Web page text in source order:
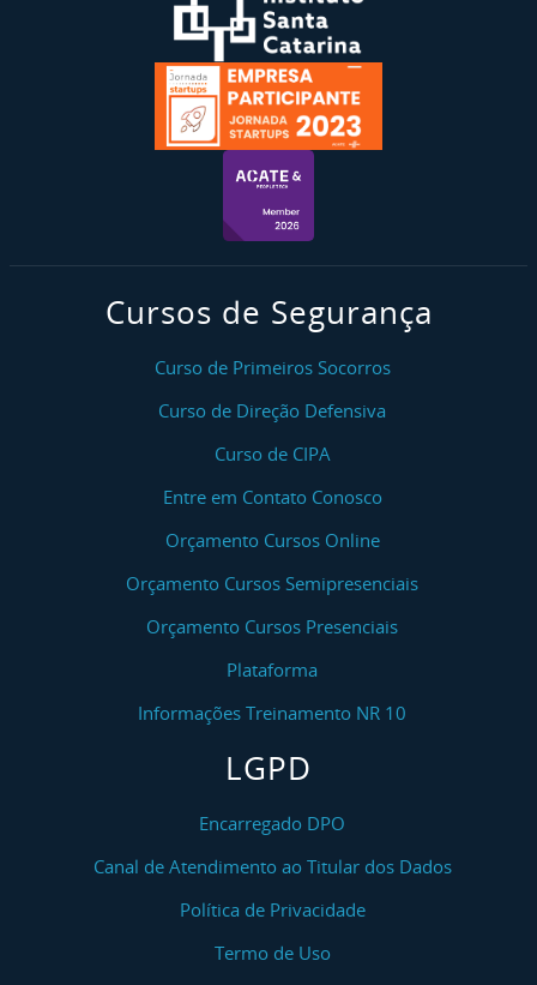
Cursos de Segurança
Curso de Primeiros Socorros
Curso de Direção Defensiva
Curso de CIPA
Entre em Contato Conosco
Orçamento Cursos Online
Orçamento Cursos Semipresenciais
Orçamento Cursos Presenciais
Plataforma
Informações Treinamento NR 10
LGPD
Encarregado DPO
Canal de Atendimento ao Titular dos Dados
Política de Privacidade
Termo de Uso